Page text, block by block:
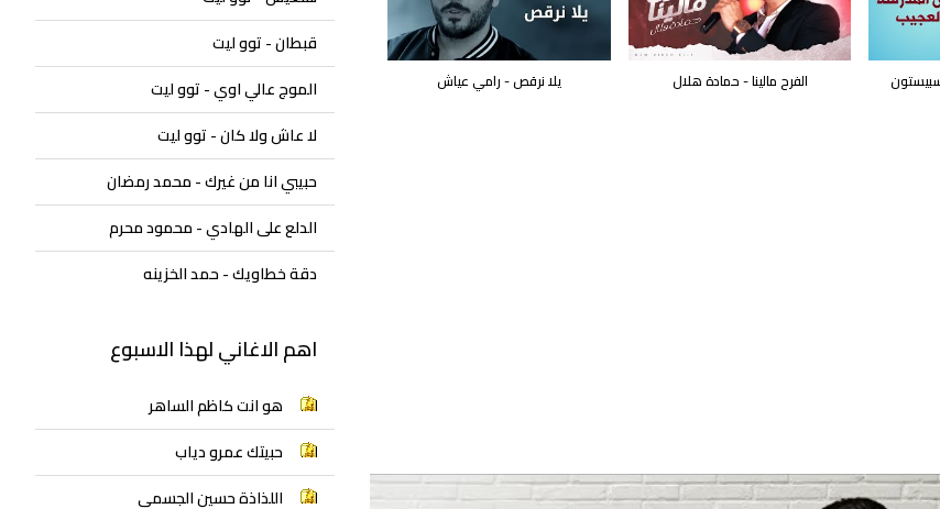
الفرح مالينا - حمادة هلال يلا نرقص - رامي عياش
قبطان - توو ليت
الموج عالي اوي - توو ليت
لا عاش ولا كان - توو ليت
حبيبي انا من غيرك - محمد رمضان
الدلع على الهادي - محمود محرم
دقة خطاويك - حمد الخزينه
اهم الاغاني لهذا الاسبوع
هو انت كاظم الساهر
حبيتك عمرو دياب
اللذاذة حسين الجسمي